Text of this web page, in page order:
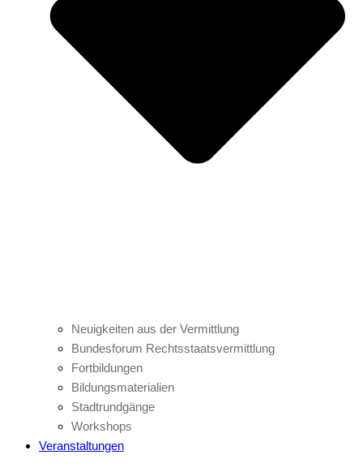
Neuigkeiten aus der Vermittlung
Bundesforum Rechtsstaatsvermittlung
Fortbildungen
Bildungsmaterialien
Stadtrundgänge
Workshops
Veranstaltungen